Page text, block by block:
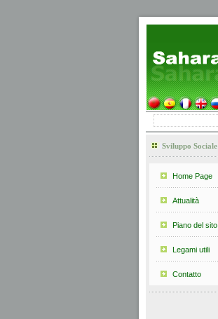
Sviluppo Sociale
Home Page
Attualità
Piano del sito
Legami utili
Contatto